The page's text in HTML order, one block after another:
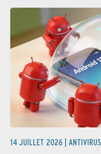
14 JUILLET 2026 |